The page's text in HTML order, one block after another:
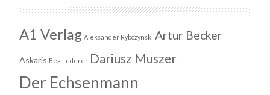
A1 Verlag Aleksander Rybczynski Artur Becker
Askaris Bea Lederer Dariusz Muszer
Der Echsenmann